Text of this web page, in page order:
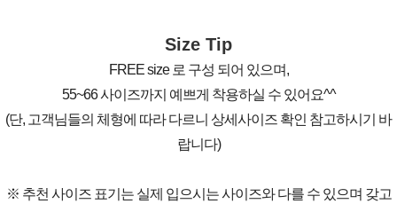
Size Tip
FREE size 로 구성 되어 있으며,
55~66 사이즈까지 예쁘게 착용하실 수 있어요^^
(단, 고객님들의 체형에 따라 다르니 상세사이즈 확인 참고하시기 바
랍니다)
※ 추천 사이즈 표기는 실제 입으시는 사이즈와 다를 수 있으며 갖고